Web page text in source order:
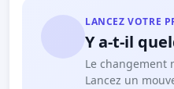
LANCEZ VOTRE
Y a-t-il
Le changement
Lancez un